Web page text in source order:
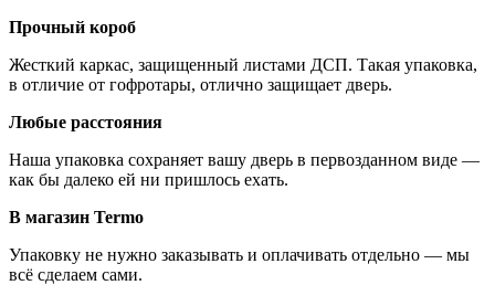
Прочный короб
Жесткий каркас, защищенный листами ДСП. Такая упаковка,
в отличие от гофротары, отлично защищает дверь.
Любые расстояния
Наша упаковка сохраняет вашу дверь в первозданном виде —
как бы далеко ей ни пришлось ехать.
В магазин Termo
Упаковку не нужно заказывать и оплачивать отдельно — мы
всё сделаем сами.